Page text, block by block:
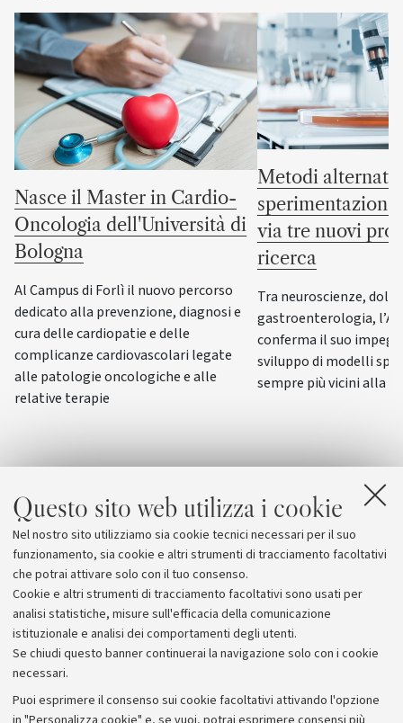
Questo sito web utilizza i cookie
Nel nostro sito utilizziamo sia cookie tecnici necessari per il suo
funzionamento, sia cookie e altri strumenti di tracciamento facoltativi
che potrai attivare solo con il tuo consenso.
Cookie e altri strumenti di tracciamento facoltativi sono usati per
analisi statistiche, misure sull'efficacia della comunicazione
istituzionale e analisi dei comportamenti degli utenti.
Se chiudi questo banner continuerai la navigazione solo con i cookie
necessari.
Puoi esprimere il consenso sui cookie facoltativi attivando l'opzione
Nasce il Master in Cardio-
Oncologia dell'Università di
Bologna
Al Campus di Forlì il nuovo percorso
dedicato alla prevenzione, diagnosi e
cura delle cardiopatie e delle
complicanze cardiovascolari legate
alle patologie oncologiche e alle
relative terapie
Metodi
via tre nuovi
ricerca
Tra neuroscienze,
gastroenterologia,
conferma il suo
sviluppo di modelli
sempre più vicini alla
Archivio